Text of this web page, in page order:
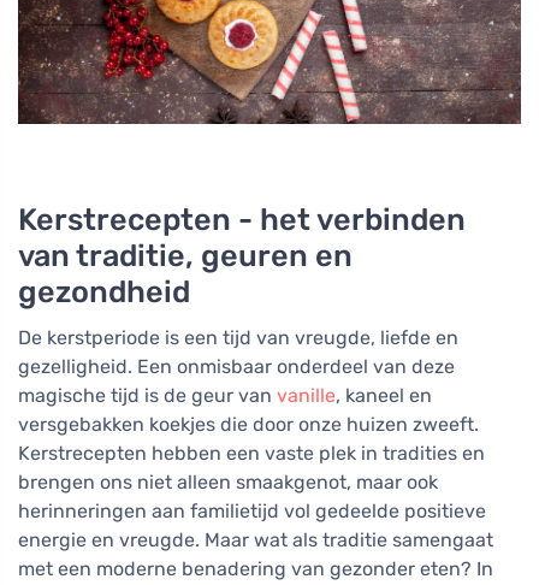
Kerstrecepten - het verbinden
van traditie, geuren en
gezondheid
De kerstperiode is een tijd van vreugde, liefde en
gezelligheid. Een onmisbaar onderdeel van deze
magische tijd is de geur van vanille, kaneel en
versgebakken koekjes die door onze huizen zweeft.
Kerstrecepten hebben een vaste plek in tradities en
brengen ons niet alleen smaakgenot, maar ook
herinneringen aan familietijd vol gedeelde positieve
energie en vreugde. Maar wat als traditie samengaat
met een moderne benadering van gezonder eten? In